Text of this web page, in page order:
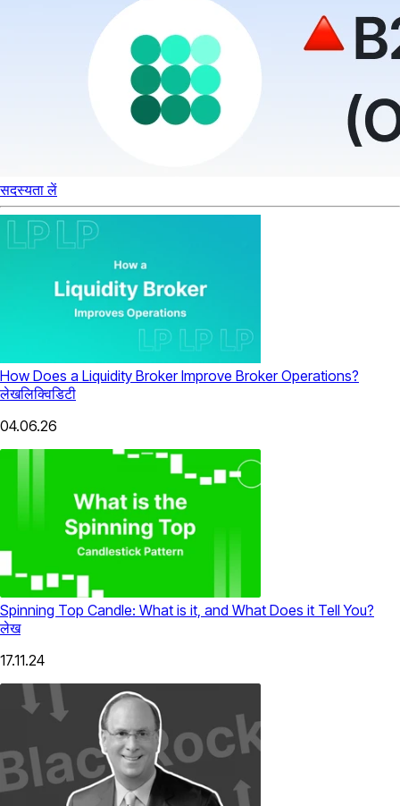
सदस्यता लें
How Does a Liquidity Broker Improve Broker Operations?
लेखलिक्विडिटी
04.06.26
Spinning Top Candle: What is it, and What Does it Tell You?
लेख
17.11.24